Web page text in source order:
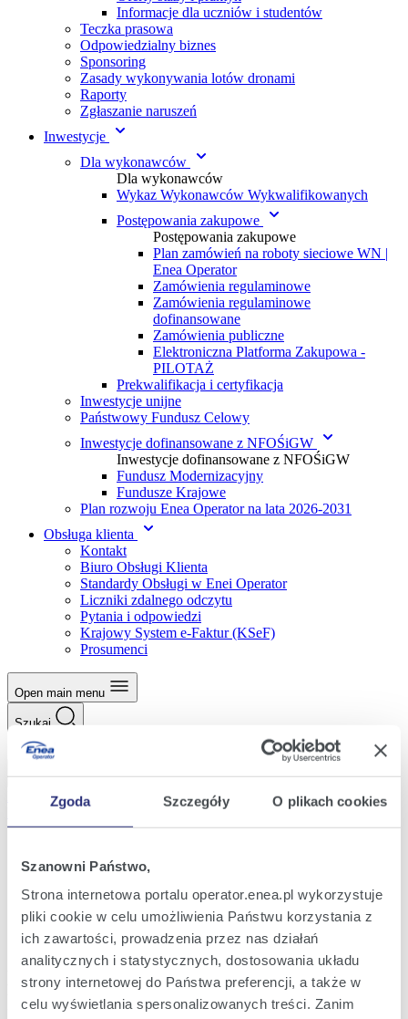
Zgoda Szczegóły O plikach cookies
Szanowni Państwo,
Strona internetowa portalu operator.enea.pl wykorzystuje
pliki cookie w celu umożliwienia Państwu korzystania z
ich zawartości, prowadzenia przez nas działań
analitycznych i statystycznych, dostosowania układu
strony internetowej do Państwa preferencji, a także w
celu wyświetlania spersonalizowanych treści. Zanim
Informacje dla uczniów i studentów
Teczka prasowa
Odpowiedzialny biznes
Sponsoring
Zasady wykonywania lotów dronami
Raporty
Zgłaszanie naruszeń
Inwestycje
Dla wykonawców
Dla wykonawców
Wykaz Wykonawców Wykwalifikowanych
Postępowania zakupowe
Postępowania zakupowe
Plan zamówień na roboty sieciowe WN |
Enea Operator
Zamówienia regulaminowe
Zamówienia regulaminowe
dofinansowane
Zamówienia publiczne
Elektroniczna Platforma Zakupowa -
PILOTAŻ
Prekwalifikacja i certyfikacja
Inwestycje unijne
Państwowy Fundusz Celowy
Inwestycje dofinansowane z NFOŚiGW
Inwestycje dofinansowane z NFOŚiGW
Fundusz Modernizacyjny
Fundusze Krajowe
Plan rozwoju Enea Operator na lata 2026-2031
Obsługa klienta
Kontakt
Biuro Obsługi Klienta
Standardy Obsługi w Enei Operator
Liczniki zdalnego odczytu
Pytania i odpowiedzi
Krajowy System e-Faktur (KSeF)
Prosumenci
Open main menu
Szukaj
Szukaj
Zaloguj
Logowanie eBOK Elektroniczny Portal WytwórcyPortal Odbiorcy
Platforma Wymiany Informacji
Przyłączenie do sieci
Przyłączenie mikroinstalacji w trybie zgłoszenia
Przyłączenie mikroinstalacji w trybie zgłoszenia
Nawiąż z nami współpracę w 5 prostych
krokach: